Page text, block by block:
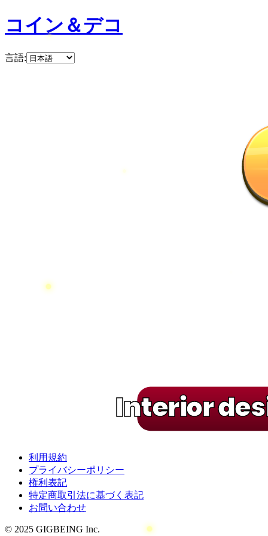
コイン＆デコ
言語:
Interior
利用規約
プライバシーポリシー
権利表記
特定商取引法に基づく表記
お問い合わせ
© 2025 GIGBEING Inc.